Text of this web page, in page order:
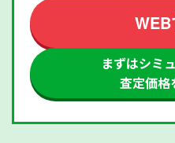
WEB
まずはシミ
査定価格